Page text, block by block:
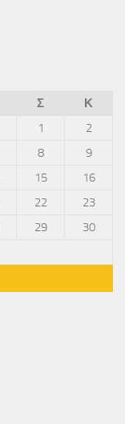
Σ
Κ
1
2
8
9
15
16
22
23
29
30